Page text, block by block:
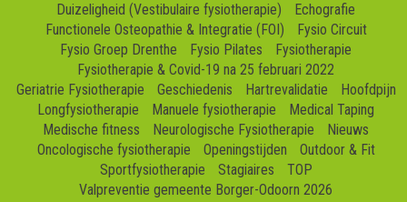
Duizeligheid (Vestibulaire fysiotherapie)
Echografie
Functionele Osteopathie & Integratie (FOI)
Fysio Circuit
Fysio Groep Drenthe
Fysio Pilates
Fysiotherapie
Fysiotherapie & Covid-19 na 25 februari 2022
Geriatrie Fysiotherapie
Geschiedenis Hartrevalidatie
Hoofdpijn
Longfysiotherapie
Manuele fysiotherapie
Medical Taping
Medische fitness
Neurologische Fysiotherapie
Nieuws
Oncologische fysiotherapie
Openingstijden
Outdoor & Fit
Sportfysiotherapie
Stagiaires
TOP
Valpreventie gemeente Borger-Odoorn 2026